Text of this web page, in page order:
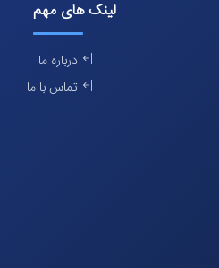
لینک های مهم
درباره ما
تماس با ما